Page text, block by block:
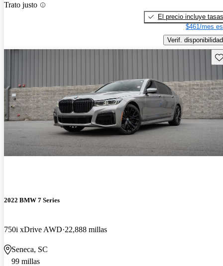
Trato justo
El precio incluye tasas
$461/mes
Verif. disponibilidad
2022 BMW 7 Series
750i xDrive AWD 22,888 millas
Seneca, SC
99 millas